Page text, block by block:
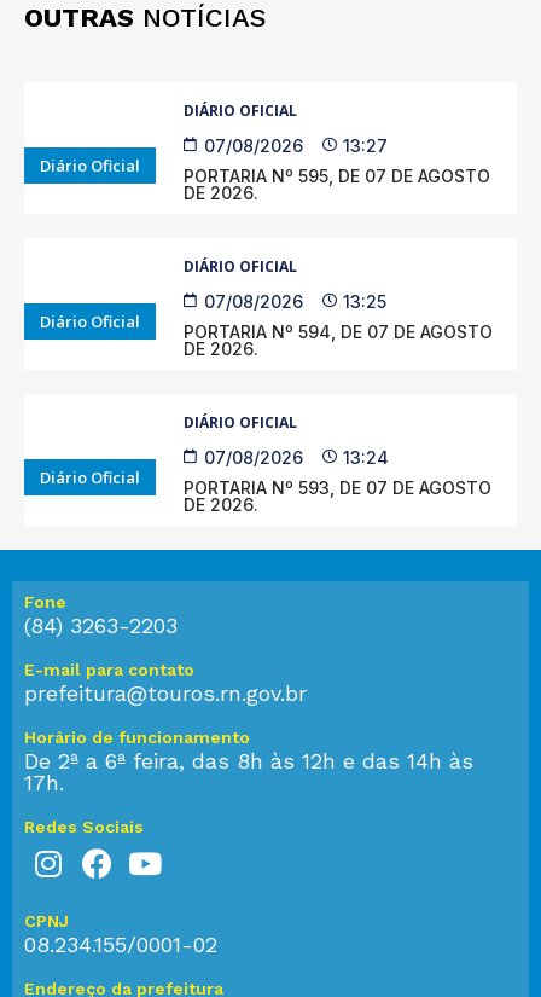
OUTRAS NOTÍCIAS
Diário Oficial
DIÁRIO OFICIAL
07/08/2026
13:27
PORTARIA Nº 595, DE 07 DE AGOSTO
DE 2026.
Diário Oficial
DIÁRIO OFICIAL
07/08/2026
13:25
PORTARIA Nº 594, DE 07 DE AGOSTO
DE 2026.
Diário Oficial
DIÁRIO OFICIAL
07/08/2026
13:24
PORTARIA Nº 593, DE 07 DE AGOSTO
DE 2026.
Fone
(84) 3263-2203
E-mail para contato
prefeitura@touros.rn.gov.br
Horário de funcionamento
De 2ª a 6ª feira, das 8h às 12h e das 14h às
17h.
Redes Sociais
CPNJ
08.234.155/0001-02
Endereço da prefeitura